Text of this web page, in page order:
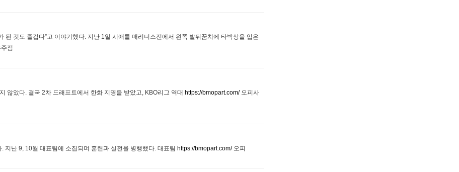
된 것도 즐겁다”고 이야기했다. 지난 1일 시애틀 매리너스전에서 왼쪽 발뒤꿈치에 타박상을 입은
점
않았다. 결국 2차 드래프트에서 한화 지명을 받았고, KBO리그 역대 https://bmopart.com/오피사
지난 9, 10월 대표팀에 소집되며 훈련과 실전을 병행했다. 대표팀 https://bmopart.com/오피